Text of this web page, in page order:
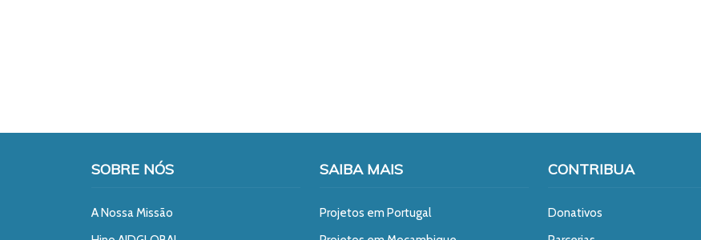
SOBRE NÓS
A Nossa Missão
SAIBA MAIS
Projetos em Portugal
CONTRIBUA
Donativos